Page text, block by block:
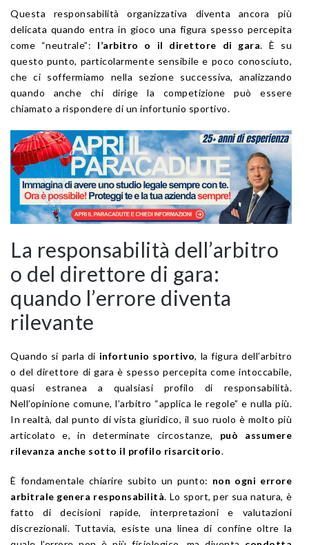
Questa responsabilità organizzativa diventa ancora più
delicata quando entra in gioco una figura spesso percepita
come “neutrale”: l’arbitro o il direttore di gara. È su
questo punto, particolarmente sensibile e poco conosciuto,
che ci soffermiamo nella sezione successiva, analizzando
quando anche chi dirige la competizione può essere
chiamato a rispondere di un infortunio sportivo.
La responsabilità dell’arbitro
o del direttore di gara:
quando l’errore diventa
rilevante
Quando si parla di infortunio sportivo, la figura dell’arbitro
o del direttore di gara è spesso percepita come intoccabile,
quasi estranea a qualsiasi profilo di responsabilità.
Nell’opinione comune, l’arbitro “applica le regole” e nulla più.
In realtà, dal punto di vista giuridico, il suo ruolo è molto più
articolato e, in determinate circostanze, può assumere
rilevanza anche sotto il profilo risarcitorio.
È fondamentale chiarire subito un punto: non ogni errore
arbitrale genera responsabilità. Lo sport, per sua natura, è
fatto di decisioni rapide, interpretazioni e valutazioni
discrezionali. Tuttavia, esiste una linea di confine oltre la